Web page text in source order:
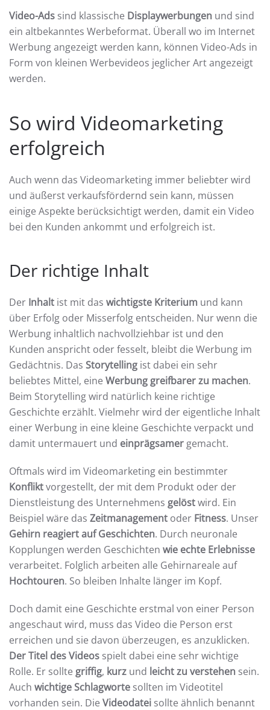
Video-Ads sind klassische Displaywerbungen und sind
ein altbekanntes Werbeformat. Überall wo im Internet
Werbung angezeigt werden kann, können Video-Ads in
Form von kleinen Werbevideos jeglicher Art angezeigt
werden.
So wird Videomarketing
erfolgreich
Auch wenn das Videomarketing immer beliebter wird
und äußerst verkaufsfördernd sein kann, müssen
einige Aspekte berücksichtigt werden, damit ein Video
bei den Kunden ankommt und erfolgreich ist.
Der richtige Inhalt
Der Inhalt ist mit das wichtigste Kriterium und kann
über Erfolg oder Misserfolg entscheiden. Nur wenn die
Werbung inhaltlich nachvollziehbar ist und den
Kunden anspricht oder fesselt, bleibt die Werbung im
Gedächtnis. Das Storytelling ist dabei ein sehr
beliebtes Mittel, eine Werbung greifbarer zu machen.
Beim Storytelling wird natürlich keine richtige
Geschichte erzählt. Vielmehr wird der eigentliche Inhalt
einer Werbung in eine kleine Geschichte verpackt und
damit untermauert und einprägsamer gemacht.
Oftmals wird im Videomarketing ein bestimmter
Konfliktvorgestellt, der mit dem Produkt oder der
Dienstleistung des Unternehmens gelöstwird. Ein
Beispiel wäre das Zeitmanagement oder Fitness. Unser
Gehirn reagiert auf Geschichten. Durch neuronale
Kopplungen werden Geschichten wie echte Erlebnisse
verarbeitet. Folglich arbeiten alle Gehirnareale auf
Hochtouren. So bleiben Inhalte länger im Kopf.
Doch damit eine Geschichte erstmal von einer Person
angeschaut wird, muss das Video die Person erst
erreichen und sie davon überzeugen, es anzuklicken.
Der Titel des Videos spielt dabei eine sehr wichtige
Rolle. Er sollte griffig, kurz und leicht zu verstehen sein.
Auch wichtige Schlagworte sollten im Videotitel
vorhanden sein. Die Videodatei sollte ähnlich benannt